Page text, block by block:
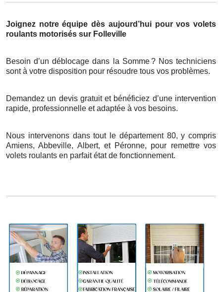
Joignez notre équipe dès aujourd’hui pour vos volets
roulants motorisés sur Folleville
Besoin d’un déblocage dans la Somme? Nos techniciens
sontà votre disposition pour résoudre tous vos probl èmes.
Demandez un devis gratuit et bénéficiez d’une intervention
rapide, professionnelle et adaptée à vos besoins.
Nous intervenons dans tout le département 80, y compris
Amiens, Abbeville, Albert, et Péronne, pour remettre vos
volets roulants en parfait état de fonctionnement.